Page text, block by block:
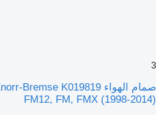
3
FM12, FM, FMX (1998-2014)